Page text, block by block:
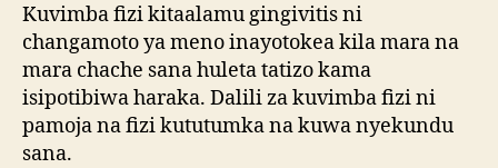
Kuvimba fizi kitaalamu gingivitis ni
changamoto ya meno inayotokea kila mara na
mara chache sana huleta tatizo kama
isipotibiwa haraka. Dalili za kuvimba fizi ni
pamoja na fizi kututumka na kuwa nyekundu
sana.